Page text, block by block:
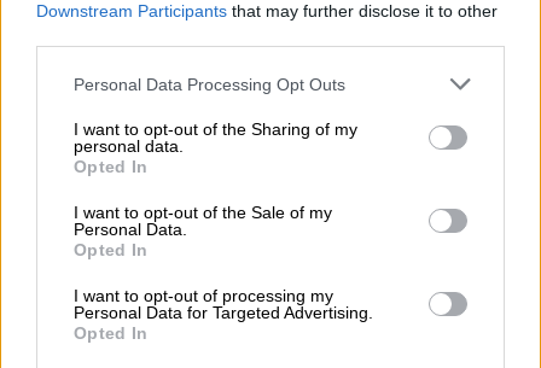
Downstream Participants that may further disclose it to other
Personal Data Processing Opt Outs
I want to opt-out of the Sharing of my
personal data.
Opted In
I want to opt-out of the Sale of my
Personal Data.
Opted In
I want to opt-out of processing my
Personal Data for Targeted Advertising.
Opted In
10 βασικές συμβουλές για προστασία μετά από πυρκαγιά
Γιάννης Καντώρος – Όμιλος INTERAMERICAN
04.08.2026 - 10:14
Allianz-Εθνική: Το νέο τραπεζοασφαλιστικό δίδυμο και η
εμπειρία της Τουρκίας
Δημόσια ευχαριστήρια επιστολή Γ. Περιστέρη προς Δρ.
Γεώργιο Αποστολόπουλο, Ιδρυτή και Πρόεδρο Ομίλου